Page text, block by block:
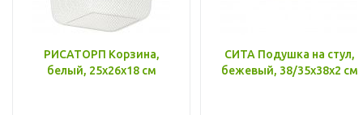
РИСАТОРП Корзина,
белый, 25x26x18 см
СИТА Подушка на стул,
бежевый, 38/35x38x2 см